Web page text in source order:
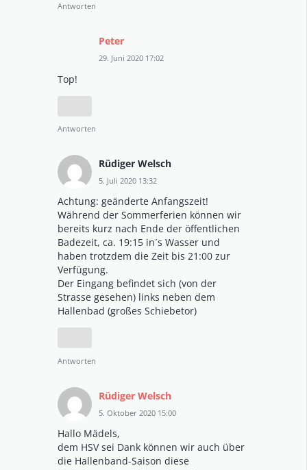
Antworten
Peter
29. Juni 2020 17:02
Top!
Antworten
Rüdiger Welsch
5. Juli 2020 13:32
Achtung: geänderte Anfangszeit!
Während der Sommerferien können wir
bereits kurz nach Ende der öffentlichen
Badezeit, ca. 19:15 in´s Wasser und
haben trotzdem die Zeit bis 21:00 zur
Verfügung.
Der Eingang befindet sich (von der
Strasse gesehen) links neben dem
Hallenbad (großes Schiebetor)
Antworten
Rüdiger Welsch
5. Oktober 2020 15:00
Hallo Mädels,
dem HSV sei Dank können wir auch über
die Hallenband-Saison diese